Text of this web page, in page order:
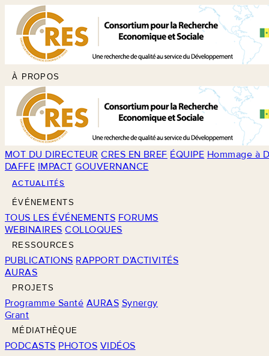
À PROPOS
MOT DU DIRECTEUR CRES EN BREF ÉQUIPE Hommage à
DAFFE IMPACT GOUVERNANCE
ACTUALITÉS
ÉVÉNEMENTS
TOUS LES ÉVÉNEMENTS FORUMS
WEBINAIRES COLLOQUES
RESSOURCES
PUBLICATIONS RAPPORT D'ACTIVITÉS
AURAS
PROJETS
Programme Santé AURAS Synergy
Grant
MÉDIATHÈQUE
PODCASTS PHOTOS VIDÉOS